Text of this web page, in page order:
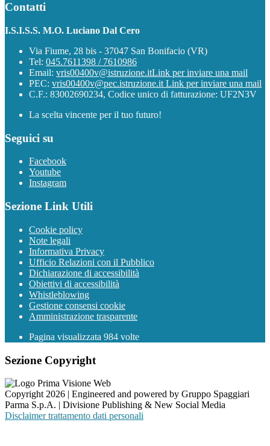
Contatti
I.S.I.S.S. M.O. Luciano Dal Cero
Via Fiume, 28 bis - 37047 San Bonifacio (VR)
Tel: 045.7611398 / 7610986
Email: vris00400v@istruzione.itLink per inviare una mail
PEC: vris00400v@pec.istruzione.it Link per inviare una mail
C.F.: 83002690234, Codice unico di fatturazione: UF2N3V
La scelta vincente per il tuo futuro!
Seguici su
Facebook
Youtube
Instagram
Sezione Link Utili
Cookie policy
Note legali
Informativa Privacy
Ufficio Relazioni con il Pubblico
Dichiarazione di accessibilità
Obiettivi di accessibilità
Whistleblowing
Gestione consensi cookie
Amministrazione trasparente
Pagina visualizzata 984 volte
Sezione Copyright
Copyright 2026 | Engineered and powered by Gruppo Spaggiari
Parma S.p.A. | Divisione Publishing & New Social Media
Disclaimer trattamento dati personali